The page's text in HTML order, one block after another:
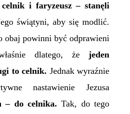
celnik i faryzeusz – stanęli
świątyni, aby się modlić.
obaj powinni być odprawieni
dlatego, że jeden
tocelnik. Jednak wyraźnie
nastawienie Jezusa
– do celnika. Tak, do tego